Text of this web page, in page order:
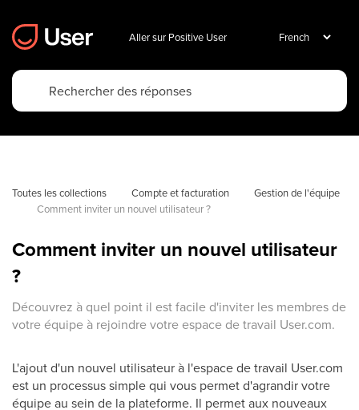
Aller sur Positive User
Toutes les collections Compte et facturation
Gestion de l'équipe
Comment inviter un nouvel utilisateur ?
Comment inviter un nouvel utilisateur
?
Découvrez à quel point il est facile d'inviter les membres de
votre équipe à rejoindre votre espace de travail User.com.
L'ajout d'un nouvel utilisateur à l'espace de travail User.com
est un processus simple qui vous permet d'agrandir votre
équipe au sein de la plateforme. Il permet aux nouveaux